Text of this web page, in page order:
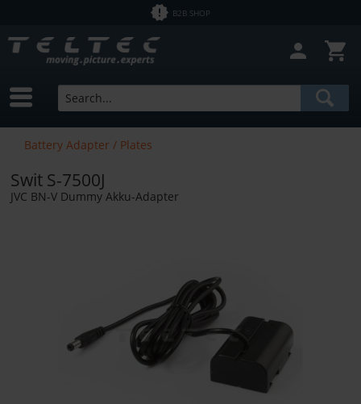
B2B SHOP
Battery Adapter / Plates
Swit S-7500J
JVC BN-V Dummy Akku-Adapter